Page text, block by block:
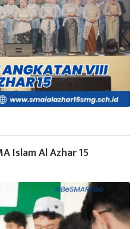
Islam Al Azhar 15